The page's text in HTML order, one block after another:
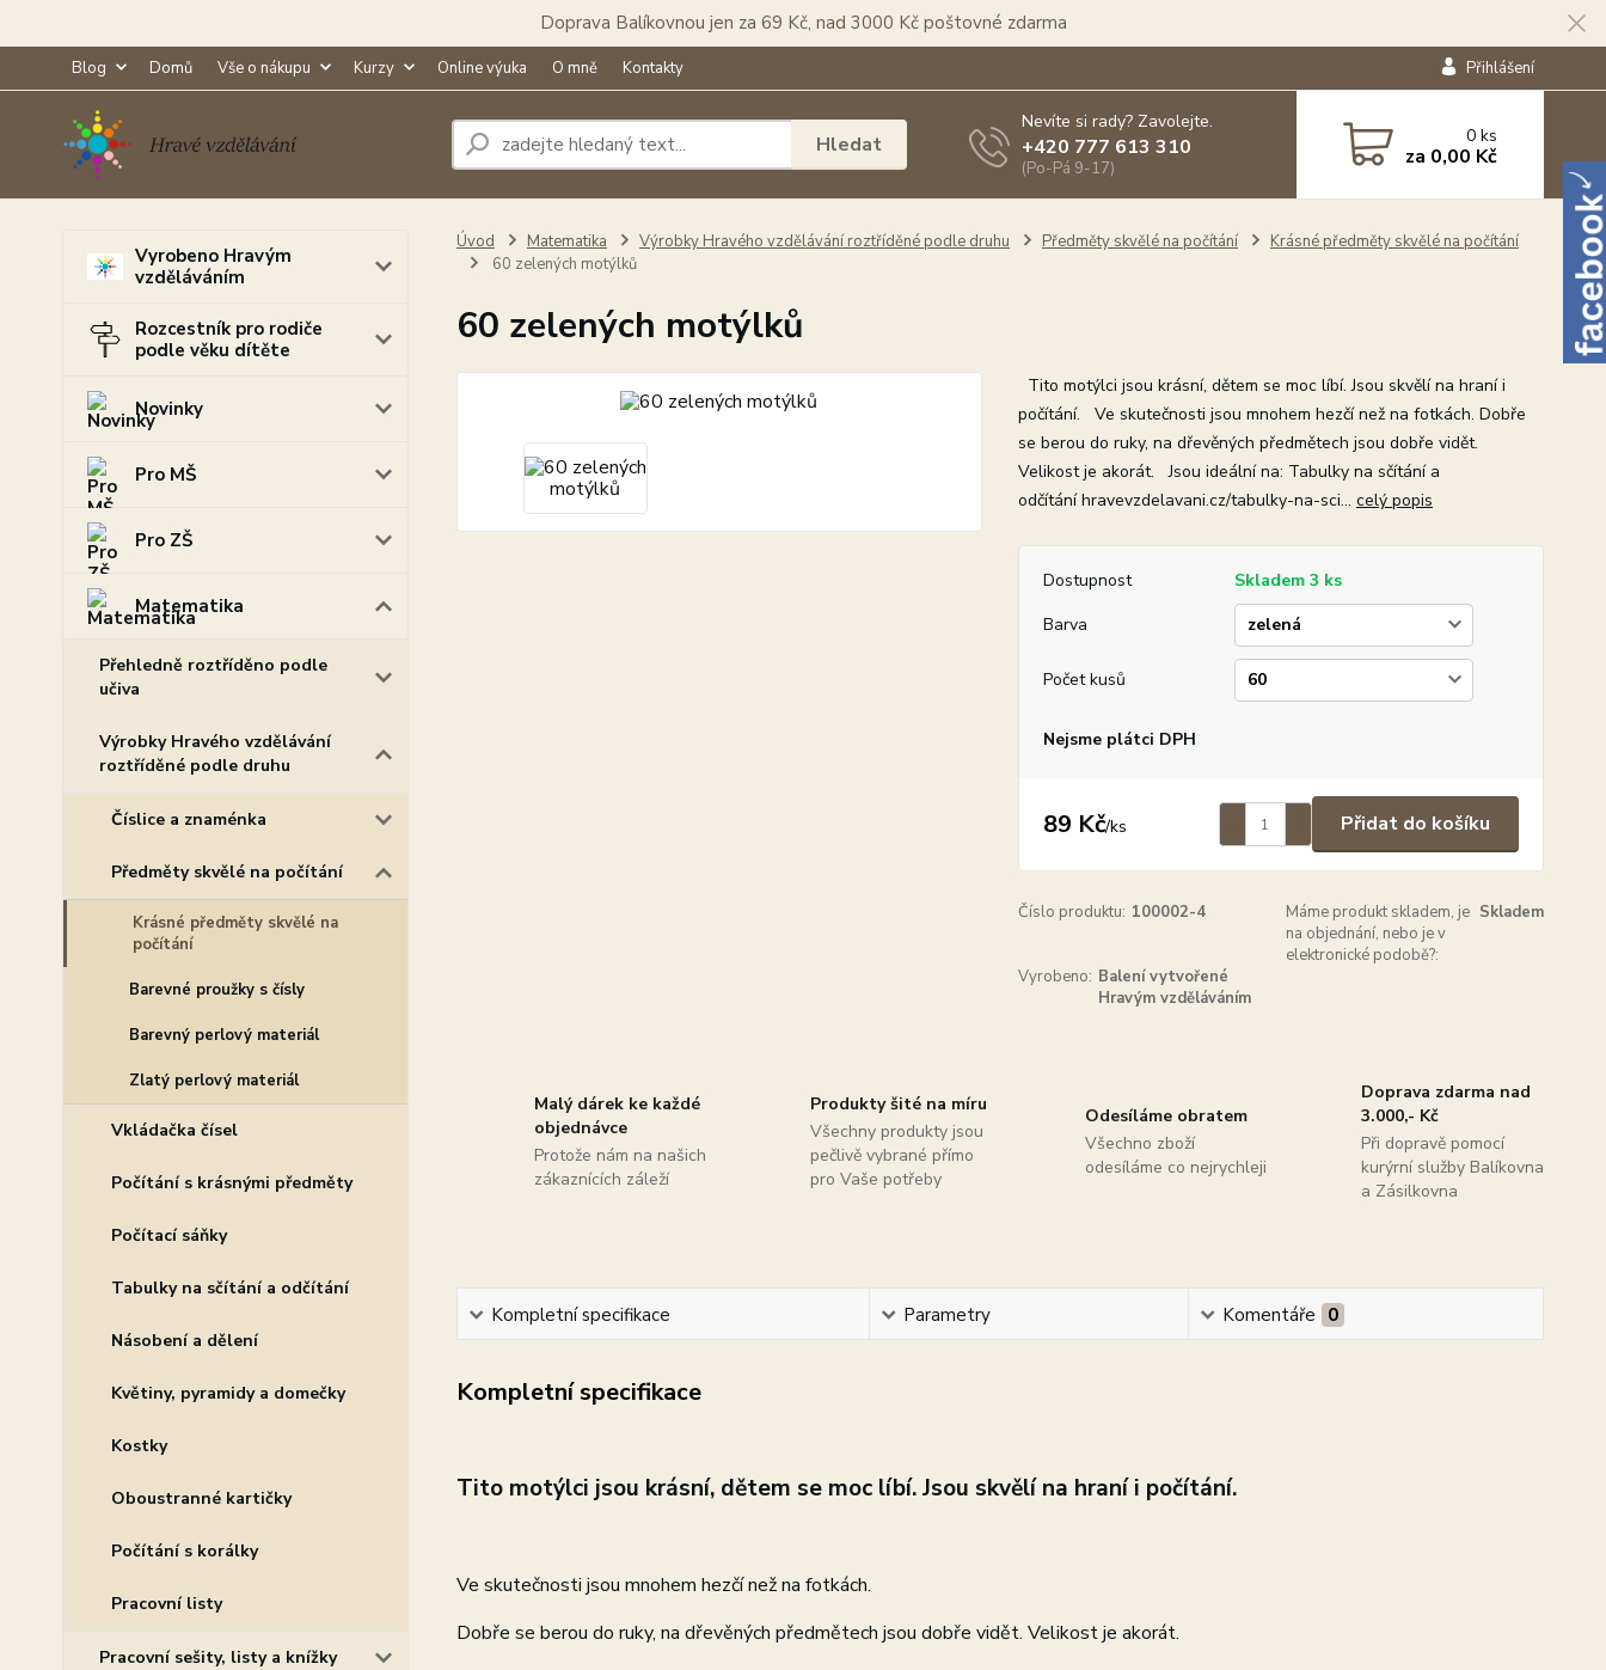
Doprava Balíkovnou jen za 69 Kč, nad 3000 Kč poštovné zdarma
Blog Domů Vše o nákupu Kurzy Online výuka O mně Kontakty Přihlášení
Hledat
Nevíte si rady? Zavolejte.
+420 777 613 310
(Po-Pá 9-17)
0ks
za 0,00 Kč
Vyrobeno Hravým
vzděláváním
Rozcestník pro rodiče
podle věku dítěte
Novinky
Pro MŠ
Pro ZŠ
Matematika
Přehledně roztříděno podle
učiva
Výrobky Hravého vzdělávání
roztříděné podle druhu
Číslice a znaménka
Předměty skvělé na počítání
Krásné předměty skvělé na
počítání
Barevné proužky s čísly
Barevný perlový materiál
Zlatý perlový materiál
Vkládačka čísel
Počítání s krásnými předměty
Počítací sáňky
Tabulky na sčítání a odčítání
Násobení a dělení
Květiny, pyramidy a domečky
Kostky
Oboustranné kartičky
Počítání s korálky
Pracovní listy
Pracovní sešity, listy a knížky
Úvod Matematika Výrobky Hravého vzdělávání roztříděné podle druhu Předměty skvělé na počítání
Krásné předměty skvělé na počítání
60 zelených motýlků
60 zelených motýlků
Tito motýlci jsou krásní, dětem se moc líbí. Jsou skvělí na hraní i
počítání. Ve skutečnosti jsou mnohem hezčí než na fotkách. Dobře
se berou do ruky, na dřevěných předmětech jsou dobře vidět.
Velikost je akorát. Jsou ideální na: Tabulky na sčítání a
odčítání hravevzdelavani.cz/tabulky-na-sci... celý popis
Dostupnost
Skladem 3 ks
Barva
Počet kusů
Nejsme plátci DPH
89 Kč/ks Přidat do košíku
Číslo produktu: 100002-4
Máme produkt skladem, je
na objednání, nebo je v
elektronické podobě?:
Skladem
Vyrobeno: Balení vytvořené
Hravým vzděláváním
Malý dárek ke každé
objednávce
Protože nám na našich
zákaznících záleží
Produkty šité na míru
Všechny produkty jsou
pečlivě vybrané přímo
pro Vaše potřeby
Odesíláme obratem
Všechno zboží
odesíláme co nejrychleji
Doprava zdarma nad
3.000,- Kč
Při dopravě pomocí
kurýrní služby Balíkovna
a Zásilkovna
Kompletní specifikace Parametry Komentáře 0
Kompletní specifikace
Tito motýlci jsou krásní, dětem se moc líbí. Jsou skvělí na hraní i počítání.
Ve skutečnosti jsou mnohem hezčí než na fotkách.
Dobře se berou do ruky, na dřevěných předmětech jsou dobře vidět. Velikost je akorát.